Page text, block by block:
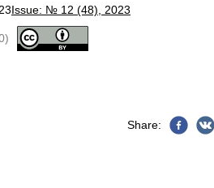
Issue: № 12 (48), 2023
Share: